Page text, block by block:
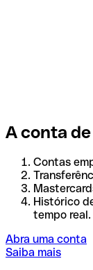
A conta
Contas
Histórico
tempo real.
Abra uma conta
Saiba mais